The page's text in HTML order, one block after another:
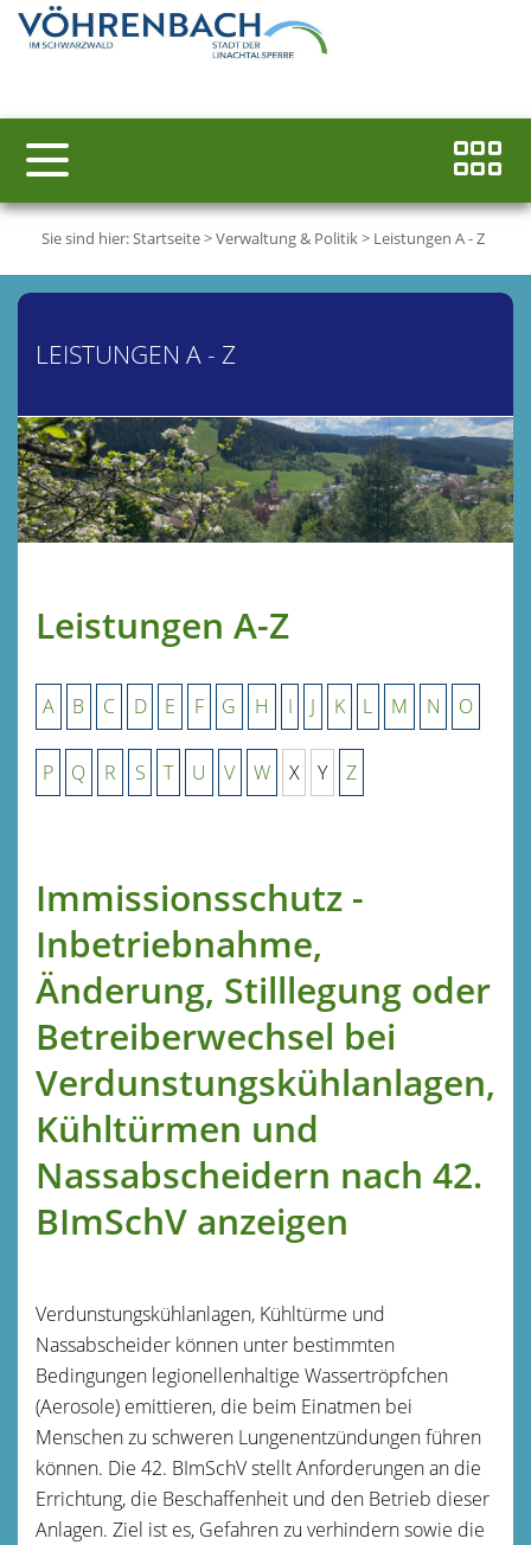
Sie sind hier:Startseite>Verwaltung & Politik> Leistungen A - Z
LEISTUNGEN A - Z
Leistungen A-Z
A B C D E F G H I J K L M N O
P Q R S T U V W X Y Z
Immissionsschutz -
Inbetriebnahme,
Änderung, Stilllegung oder
Betreiberwechsel bei
Verdunstungskühlanlagen,
Kühltürmen und
Nassabscheidern nach 42.
BImSchV anzeigen
Verdunstungskühlanlagen, Kühltürme und
Nassabscheider können unter bestimmten
Bedingungen legionellenhaltige Wassertröpfchen
(Aerosole) emittieren, die beim Einatmen bei
Menschen zu schweren Lungenentzündungen führen
können. Die 42. BImSchV stellt Anforderungen an die
Errichtung, die Beschaffenheit und den Betrieb dieser
Anlagen. Ziel ist es, Gefahren zu verhindern sowie die